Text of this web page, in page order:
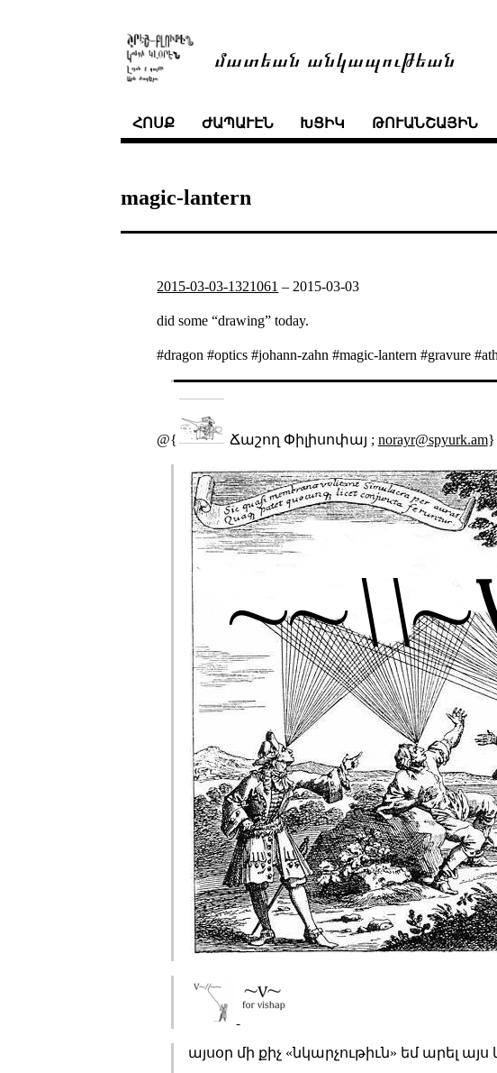
մատեան անկապութեան
ՀՈՍՔ ԺԱՊԱՒԷՆ ԽՑԻԿ ԹՈՒԱՆՇԱՅԻՆ
magic-lantern
2015-03-03-1321061 – 2015-03-03
did some “drawing” today.
#dragon #optics #johann-zahn #magic-lantern #gravure
@{ Ճաշող Փիլիսոփայ ; norayr@spyurk.am}
այսօր մի քիչ «նկարչութիւն» եմ արել այս